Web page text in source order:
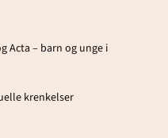
Acta – barn og unge i
krenkelser